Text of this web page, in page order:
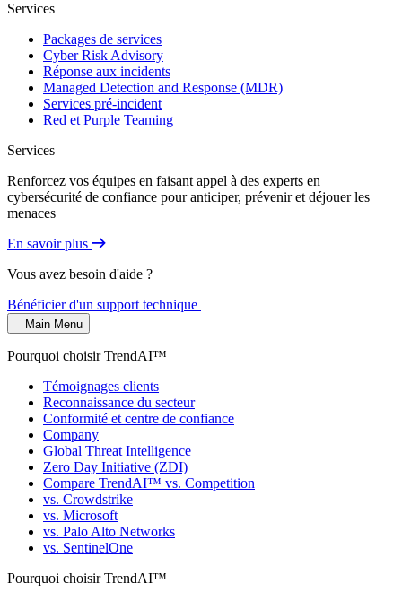
Services
Packages de services
Cyber Risk Advisory
Réponse aux incidents
Managed Detection and Response (MDR)
Services pré-incident
Red et Purple Teaming
Services
Renforcez vos équipes en faisant appel à des experts en
cybersécurité de confiance pour anticiper, prévenir et déjouer les
menaces
En savoir plus
Vous avez besoin d'aide ?
Bénéficier d'un support technique
Main Menu
Pourquoi choisir TrendAI™
Témoignages clients
Reconnaissance du secteur
Conformité et centre de confiance
Company
Global Threat Intelligence
Zero Day Initiative (ZDI)
Compare TrendAI™ vs. Competition
vs. Crowdstrike
vs. Microsoft
vs. Palo Alto Networks
vs. SentinelOne
Pourquoi choisir TrendAI™